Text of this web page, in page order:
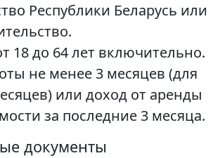
Республики Беларусь или
18 до 64 лет включительно.
не менее 3 месяцев (для
или доход от аренды
за последние 3 месяца.
документы